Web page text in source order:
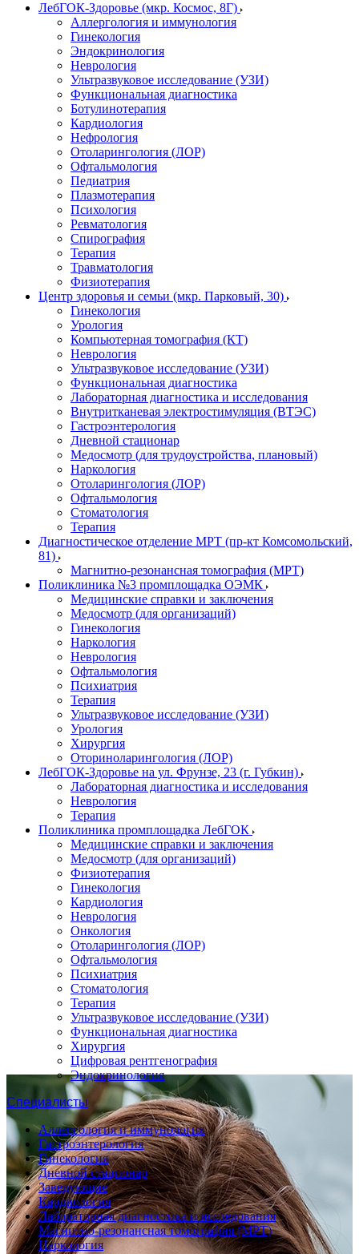
ЛебГОК-Здоровье (мкр. Космос, 8Г)
Аллергология и иммунология
Гинекология
Эндокринология
Неврология
Ультразвуковое исследование (УЗИ)
Функциональная диагностика
Ботулинотерапия
Кардиология
Нефрология
Отоларингология (ЛОР)
Офтальмология
Педиатрия
Плазмотерапия
Психология
Ревматология
Спирография
Терапия
Травматология
Физиотерапия
Центр здоровья и семьи (мкр. Парковый, 30)
Гинекология
Урология
Компьютерная томография (КТ)
Неврология
Ультразвуковое исследование (УЗИ)
Функциональная диагностика
Лабораторная диагностика и исследования
Внутритканевая электростимуляция (ВТЭС)
Гастроэнтерология
Дневной стационар
Медосмотр (для трудоустройства, плановый)
Наркология
Отоларингология (ЛОР)
Офтальмология
Стоматология
Терапия
Диагностическое отделение МРТ (пр-кт Комсомольский,
81)
Магнитно-резонансная томография (МРТ)
Поликлиника №3 промплощадка ОЭМК
Медицинские справки и заключения
Медосмотр (для организаций)
Гинекология
Наркология
Неврология
Офтальмология
Психиатрия
Терапия
Ультразвуковое исследование (УЗИ)
Урология
Хирургия
Оториноларингология (ЛОР)
ЛебГОК-Здоровье на ул. Фрунзе, 23 (г. Губкин)
Лабораторная диагностика и исследования
Неврология
Терапия
Поликлиника промплощадка ЛебГОК
Медицинские справки и заключения
Медосмотр (для организаций)
Физиотерапия
Гинекология
Кардиология
Неврология
Онкология
Отоларингология (ЛОР)
Офтальмология
Психиатрия
Стоматология
Терапия
Ультразвуковое исследование (УЗИ)
Функциональная диагностика
Хирургия
Цифровая рентгенография
Эндокринология
Специалисты
Аллергология и иммунология
Гастроэнтерология
Гинекология
Дневной стационар
Заведующие
Кардиология
Лабораторная диагностика и исследования
Магнитно-резонансная томография (МРТ)
Наркология